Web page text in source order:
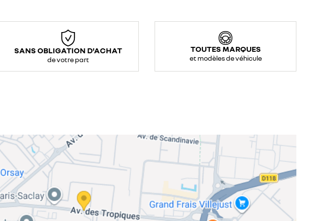
SANS OBLIGATION D'ACHAT
de votre part
TOUTES MARQUES
et modèles de véhicule